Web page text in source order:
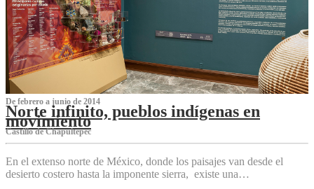
De febrero a junio de 2014
Norte infinito, pueblos indígenas en
movimiento
Castillo de Chapultepec
En el extenso norte de México, donde los paisajes van desde el
desierto costero hasta la imponente sierra, existe una…